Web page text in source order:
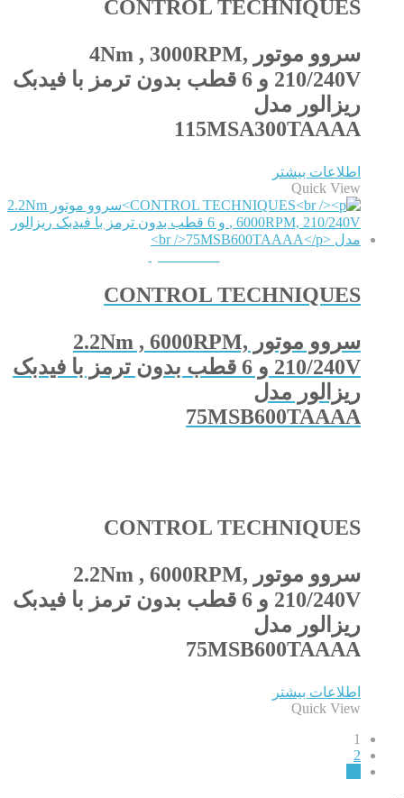
CONTROL TECHNIQUES
سروو موتور 4Nm , 3000RPM,
210/240V و 6 قطب بدون ترمز با فیدبک
ریزالور مدل
115MSA300TAAAA
اطلاعات بیشتر
Quick View
CONTROL TECHNIQUES
سروو موتور 2.2Nm , 6000RPM,
210/240V و 6 قطب بدون ترمز با فیدبک
ریزالور مدل
75MSB600TAAAA
CONTROL TECHNIQUES
سروو موتور 2.2Nm , 6000RPM,
210/240V و 6 قطب بدون ترمز با فیدبک
ریزالور مدل
75MSB600TAAAA
اطلاعات بیشتر
Quick View
1
2